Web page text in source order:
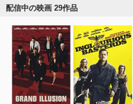
配信中の映画 29作品